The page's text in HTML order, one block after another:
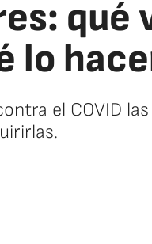
qué
lo
el COVID